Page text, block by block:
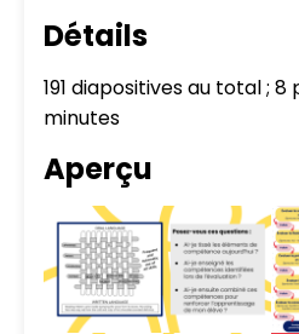
Détails
191 diapositives au total ;
minutes
Aperçu